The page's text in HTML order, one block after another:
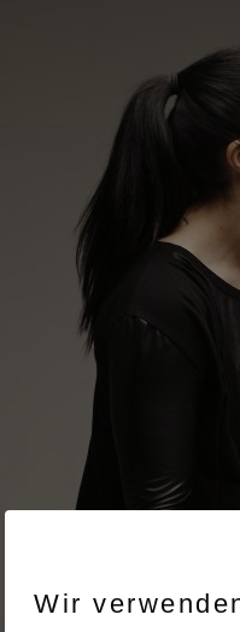
Wir